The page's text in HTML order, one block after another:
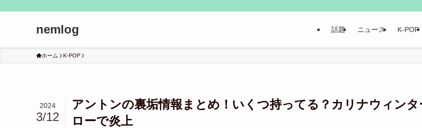
nemlog 話題 ニュース K-POP
ホーム K-POP
アントンの裏垢情報まとめ！いくつ持ってる？カリナウィンタ
ローで炎上
2024
3/12